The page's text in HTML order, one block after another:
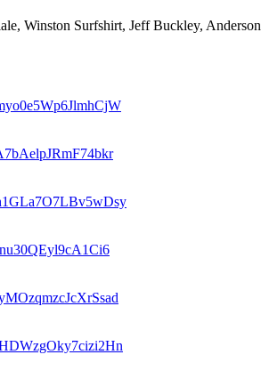
Winston Surfshirt, Jeff Buckley,